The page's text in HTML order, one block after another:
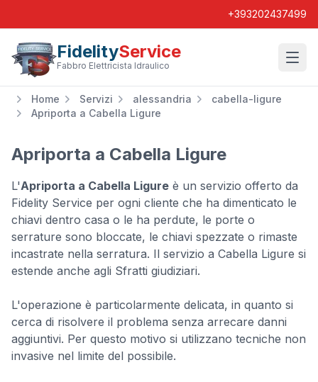
+393202437499
FidelityService
Fabbro Elettricista Idraulico
Home Servizi alessandria
cabella-ligure
Apriporta a Cabella Ligure
Apriporta a Cabella Ligure
L'Apriporta a Cabella Ligure è un servizio offerto da
Fidelity Service per ogni cliente che ha dimenticato le
chiavi dentro casa o le ha perdute, le porte o
serrature sono bloccate, le chiavi spezzate o rimaste
incastrate nella serratura. Il servizio a Cabella Ligure si
estende anche agli Sfratti giudiziari.
L'operazione è particolarmente delicata, in quanto si
cerca di risolvere il problema senza arrecare danni
aggiuntivi. Per questo motivo si utilizzano tecniche non
invasive nel limite del possibile.